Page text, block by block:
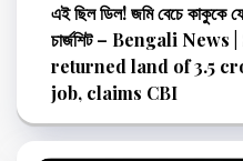
এই ছিল ডিল! জমি বেচে কাকুকে
চার্জশিট – Bengali
returned land of 3.5
job, claims CBI